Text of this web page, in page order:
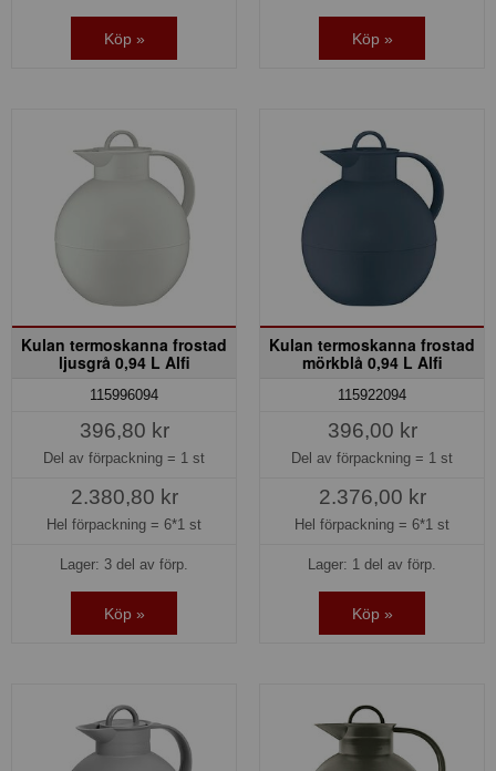
Köp » Köp »
Kulan termoskanna frostad
ljusgrå 0,94 L Alfi
115996094
396,80 kr
Del av förpackning = 1 st
2.380,80 kr
Hel förpackning = 6*1 st
Lager: 3 del av förp.
Köp »
Kulan termoskanna frostad
mörkblå 0,94 L Alfi
115922094
396,00 kr
Del av förpackning = 1 st
2.376,00 kr
Hel förpackning = 6*1 st
Lager: 1 del av förp.
Köp »